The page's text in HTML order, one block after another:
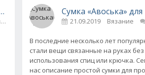
Design, вязаный спицами
снуды и палантины 0
Сумка «Авоська» для
21.09.2019 Вязание
В последние несколько лет
стали вещи связанные на руках без
использования спиц или крючка.
нас описание простой сумки для